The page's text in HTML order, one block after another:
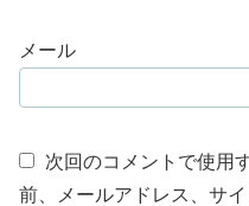
メール
次回のコメントで使用
前、メールアドレス、サイ